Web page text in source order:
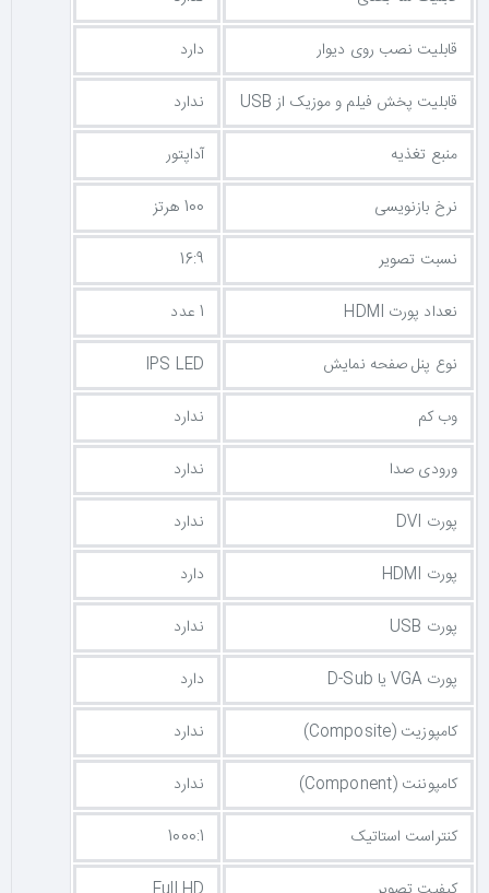
قابلیت نصب روی دیوار
دارد
قابلیت پخش فیلم و موزیک از USB
ندارد
منبع تغذیه
آداپتور
نرخ بازنویسی
100 هرتز
نسبت تصویر
16:9
نعداد پورت HDMI
1 عدد
نوع پنل صفحه نمایش
IPS LED
وب کم
ندارد
ورودی صدا
ندارد
پورت DVI
ندارد
پورت HDMI
دارد
پورت USB
ندارد
پورت VGA یا D-Sub
دارد
کامپوزیت (Composite)
ندارد
کامپوننت (Component)
ندارد
کنتراست استاتیک
1000:1